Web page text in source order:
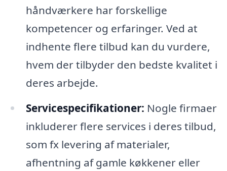
håndværkere har forskellige
kompetencer og erfaringer. Ved at
indhente flere tilbud kan du vurdere,
hvem der tilbyder den bedste kvalitet i
deres arbejde.
Servicespecifikationer: Nogle firmaer
inkluderer flere services i deres tilbud,
som fx levering af materialer,
afhentning af gamle køkkener eller